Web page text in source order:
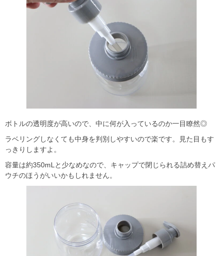
ボトルの透明度が高いので、中に何が入っているのか一目瞭然◎
ラベリングしなくても中身を判別しやすいので楽です。見た目もす
っきりしますよ。
容量は約350mLと少なめなので、キャップで閉じられる詰め替えパ
ウチのほうがいいかもしれません。